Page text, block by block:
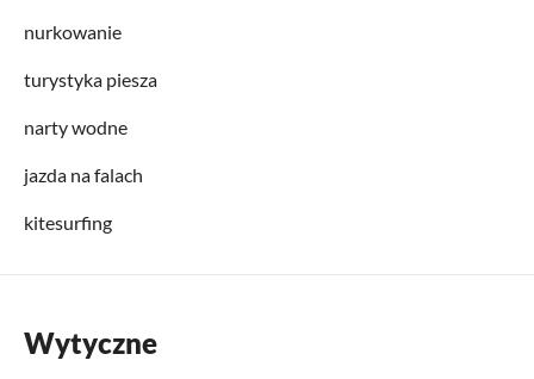
nurkowanie
turystyka piesza
narty wodne
jazda na falach
kitesurfing
Wytyczne